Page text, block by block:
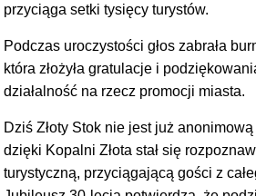
przyciąga setki tysięcy turystów.
Podczas uroczystości głos zabrała
która złożyła gratulacje i
działalność na rzecz promocji miasta.
Dziś Złoty Stok nie jest już
dzięki Kopalni Złota stał się
turystyczną, przyciągającą gości z